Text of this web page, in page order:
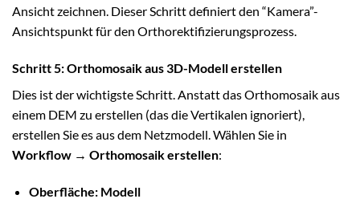
Ansicht zeichnen. Dieser Schritt definiert den “Kamera”-
Ansichtspunkt für den Orthorektifizierungsprozess.
Schritt 5: Orthomosaik aus 3D-Modell erstellen
Dies ist der wichtigste Schritt. Anstatt das Orthomosaik aus
einem DEM zu erstellen (das die Vertikalen ignoriert),
erstellen Sie es aus dem Netzmodell. Wählen Sie in
Workflow → Orthomosaik erstellen:
Oberfläche: Modell